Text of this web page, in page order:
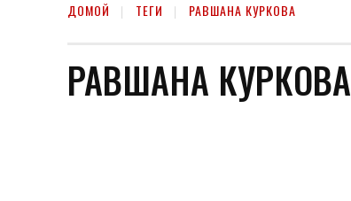
ДОМОЙ ТЕГИ РАВШАНА КУРКОВА
РАВШАНА КУРКОВА